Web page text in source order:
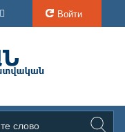
Войти